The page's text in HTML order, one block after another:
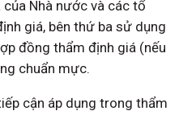
Nhà nước và các tổ
giá, bên thứ ba sử dụng
đồng thẩm định giá (nếu
chuẩn mực.
cận áp dụng trong thẩm